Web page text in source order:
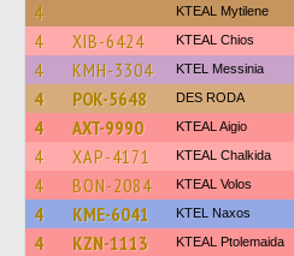
4 KTEAL Mytilene
4 XIB-6424 KTEAL Chios
4 KMH-3304 KTEL Messinia
4 POK-5648 DES RODA
4 AXT-9990 KTEAL Aigio
4 XAP-4171 KTEAL Chalkida
4 BON-2084 KTEAL Volos
4 KME-6041 KTEL Naxos
4 KZN-1113 KTEAL Ptolemaida